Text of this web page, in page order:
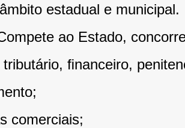
estadual e municipal.
ao Estado,
tributário, ﬁnanceiro,
comerciais;